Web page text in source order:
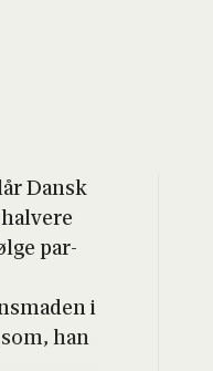
Dansk
par­
i
han